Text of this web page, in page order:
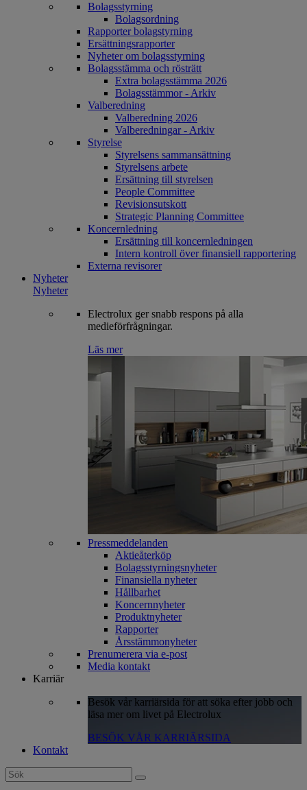
Bolagsstyrning
Bolagsordning
Rapporter bolagstyrning
Ersättningsrapporter
Nyheter om bolagsstyrning
Bolagsstämma och rösträtt
Extra bolagsstämma 2026
Bolagsstämmor - Arkiv
Valberedning
Valberedning 2026
Valberedningar - Arkiv
Styrelse
Styrelsens sammansättning
Styrelsens arbete
Ersättning till styrelsen
People Committee
Revisionsutskott
Strategic Planning Committee
Koncernledning
Ersättning till koncernledningen
Intern kontroll över finansiell rapportering
Externa revisorer
Nyheter
Nyheter
Electrolux ger snabb respons på alla
medieförfrågningar.
Läs mer
Pressmeddelanden
Aktieåterköp
Bolagsstyrningsnyheter
Finansiella nyheter
Hållbarhet
Koncernnyheter
Produktnyheter
Rapporter
Årsstämmonyheter
Prenumerera via e-post
Media kontakt
Karriär
Besök vår karriärsida för att söka efter jobb och
läsa mer om livet på Electrolux
BESÖK VÅR KARRIÄRSIDA
Kontakt
Search
for: